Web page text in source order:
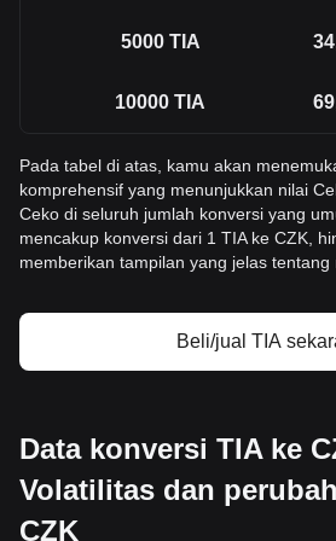
5000 TIA
10000 TIA
Pada tabel di atas, kamu akan
komprehensif yang menunjukkan nilai
Ceko di seluruh jumlah konversi yang
mencakup konversi dari 1 TIA ke CZK,
memberikan tampilan yang jelas tentang
Beli/jual TIA
Data konversi TIA ke
Volatilitas dan
CZK